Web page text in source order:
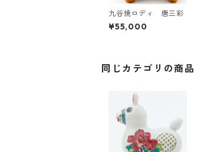
九谷焼ロディ 唐三彩
¥55,000
同じカテゴリの商品